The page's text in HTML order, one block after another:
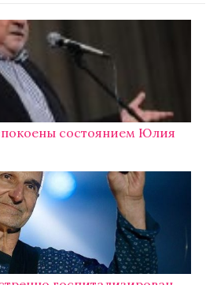
состоянием Юлия